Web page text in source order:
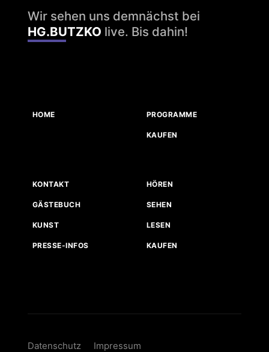
Wir sehen uns demnächst bei
HG.BUTZKO live. Bis dahin!
HOME PROGRAMME
KAUFEN
KONTAKT
GÄSTEBUCH
KUNST
PRESSE-INFOS
HÖREN
SEHEN
LESEN
KAUFEN
Datenschutz Impressum